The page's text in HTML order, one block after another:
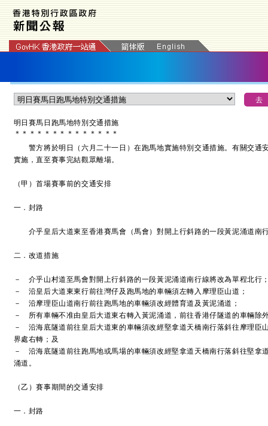
明日賽馬日跑馬地特別交通措施
＊ ＊ ＊ ＊ ＊ ＊ ＊ ＊ ＊ ＊ ＊ ＊ ＊ ＊
警方將於明日（六月二十一日）在跑馬地實施特別交通措施。有關交通
實施，直至賽事完結觀眾離場。
（甲）首場賽事前的交通安排
一．封路
介乎皇后大道東至香港賽馬會（馬會）對開上行斜路的一段黃泥涌道南
二．改道措施
－ 介乎山村道至馬會對開上行斜路的一段黃泥涌道南行線將改為單程北行
－ 沿皇后大道東東行前往灣仔及跑馬地的車輛須左轉入摩理臣山道；
－ 沿摩理臣山道南行前往跑馬地的車輛須改經體育道及黃泥涌道；
－ 所有車輛不准由皇后大道東右轉入黃泥涌道，前往香港仔隧道的車輛除
－ 沿海底隧道前往皇后大道東的車輛須改經堅拿道天橋南行落斜往摩理臣
界處右轉；及
－ 沿海底隧道前往跑馬地或馬場的車輛須改經堅拿道天橋南行落斜往堅拿
涌道。
（乙）賽事期間的交通安排
一．封路